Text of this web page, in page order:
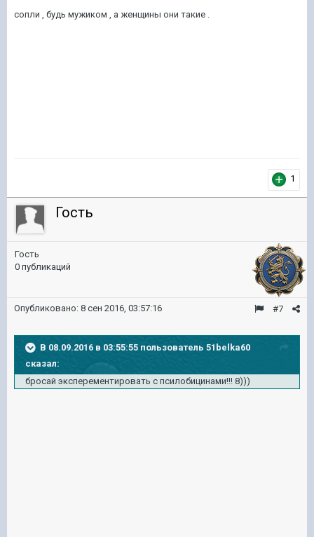
сопли , будь мужиком , а женщины они такие .
1
Гость
Гость
0 публикаций
#7
Опубликовано: 8 сен 2016, 03:57:16
В 08.09.2016 в 03:55:55 пользователь 51belka60
сказал:
бросай эксперементировать с псилобицинами!!! 8)))